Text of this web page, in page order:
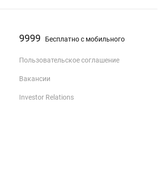
9999 Бесплатно с мобильного
Пользовательское соглашение
Вакансии
Investor Relations